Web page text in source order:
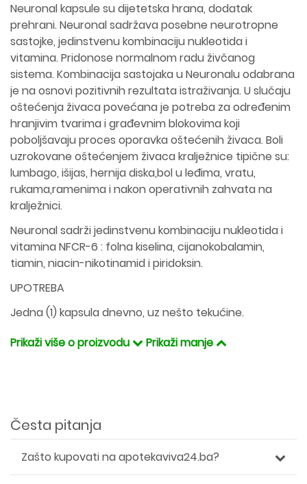
Neuronal kapsule su dijetetska hrana, dodatak
prehrani. Neuronal sadržava posebne neurotropne
sastojke, jedinstvenu kombinaciju nukleotida i
vitamina. Pridonose normalnom radu živčanog
sistema. Kombinacija sastojaka u Neuronalu odabrana
je na osnovi pozitivnih rezultata istraživanja. U slučaju
oštećenja živaca povećana je potreba za određenim
hranjivim tvarima i građevnim blokovima koji
poboljšavaju proces oporavka oštećenih živaca. Boli
uzrokovane oštećenjem živaca kralježnice tipične su:
lumbago, išijas, hernija diska,bol u leđima, vratu,
rukama,ramenima i nakon operativnih zahvata na
kralježnici.
Neuronal sadrži jedinstvenu kombinaciju nukleotida i
vitamina NFCR-6 : folna kiselina, cijanokobalamin,
tiamin, niacin-nikotinamid i piridoksin.
UPOTREBA
Jedna (1) kapsula dnevno, uz nešto tekućine.
Prikaži više o proizvodu
Prikaži manje
Česta pitanja
Zašto kupovati na apotekaviva24.ba?